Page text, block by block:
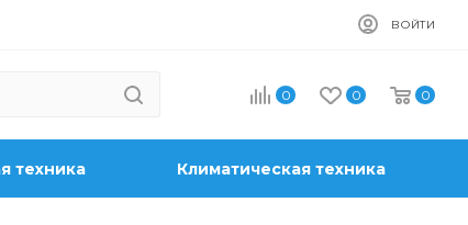
ВОЙТИ
0 0 0
техника Климатическая техника